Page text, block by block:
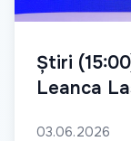
Știri
Leanca
03.06.2026